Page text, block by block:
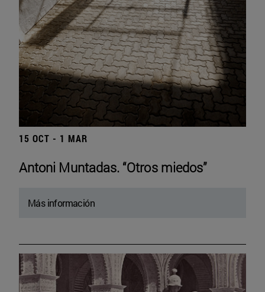
15 OCT - 1 MAR
Antoni Muntadas. “Otros miedos”
Más información